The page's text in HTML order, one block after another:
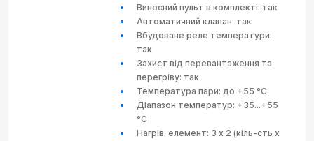
Виносний пульт в комплекті: так
Автоматичний клапан: так
Вбудоване реле температури:
так
Захист від перевантаження та
перегріву: так
Температура пари: до +55 °C
Діапазон температур: +35...+55
°C
Нагрів. елемент: 3 х 2 (кіль-сть х